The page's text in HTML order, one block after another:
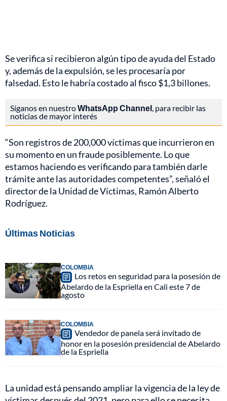
Se verifica si recibieron algún tipo de ayuda del Estado
y, además de la expulsión, se les procesaría por
falsedad. Esto le habría costado al fisco $1,3 billones.
Síganos en nuestroWhatsApp Channel , para recibir las
noticias de mayor interés
“Son registros de 200,000 víctimas que incurrieron en
su momento en un fraude posiblemente. Lo que
estamos haciendo es verificando para también darle
trámite ante las autoridades competentes”, señaló el
director de la Unidad de Víctimas, Ramón Alberto
Rodríguez.
Últimas Noticias
COLOMBIA
Los retos en seguridad para la posesión de
Abelardo de la Espriella en Cali este 7 de
agosto
COLOMBIA
Vendedor de panela será invitado de
honor en la posesión presidencial de Abelardo
de la Espriella
La unidad está pensando ampliar la vigencia de la ley de